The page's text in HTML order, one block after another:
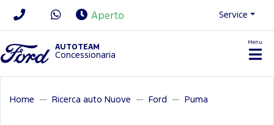
Aperto Service
AUTOTEAM
Concessionaria
Menu
Home Ricerca auto Nuove Ford Puma